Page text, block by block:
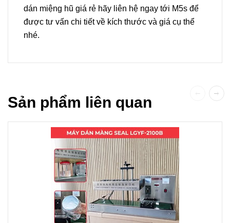
dán miệng hũ giá rẻ hãy liên hệ ngay tới M5s để
được tư vấn chi tiết về kích thước và giá cụ thể
nhé.
Sản phẩm liên quan